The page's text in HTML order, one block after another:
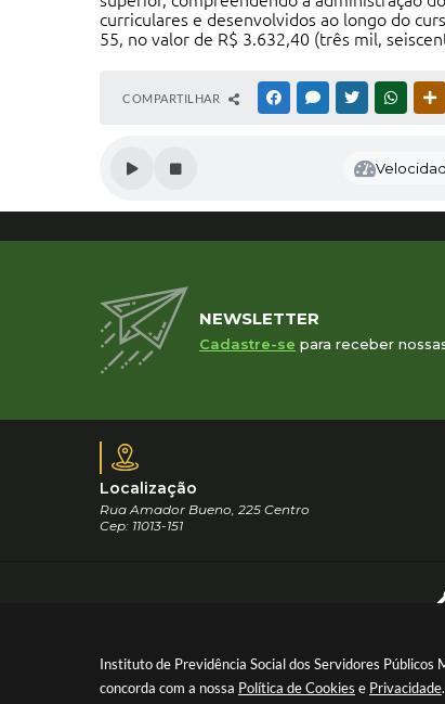
Instituto de Previdência Social dos Servidores Públicos
concorda com a nossa Política de Cookies e Privacidade.
curriculares e desenvolvidos ao longo do
55, no valor de R$ 3.632,40 (três mil,
COMPARTILHAR FACEBOOKMESSENGER
TWITTER
NEWSLETTER
Cadastre-se para receber
Localização
Rua Amador Bueno, 225 Centro
Cep: 11013-151